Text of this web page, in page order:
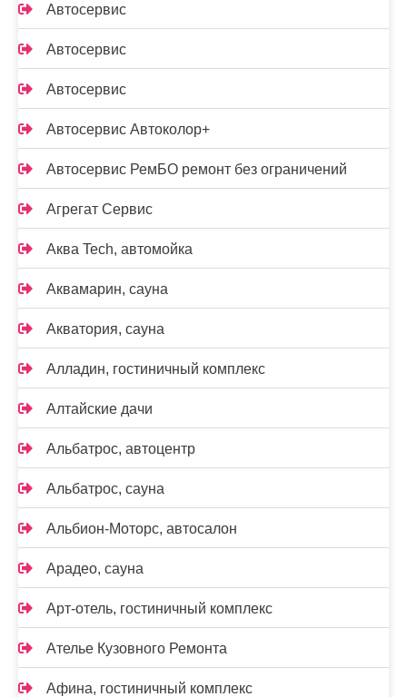
Автосервис
Автосервис
Автосервис
Автосервис Автоколор+
Автосервис РемБО ремонт без ограничений
Агрегат Сервис
Аква Tech, автомойка
Аквамарин, сауна
Акватория, сауна
Алладин, гостиничный комплекс
Алтайские дачи
Альбатрос, автоцентр
Альбатрос, сауна
Альбион-Моторс, автосалон
Арадео, сауна
Арт-отель, гостиничный комплекс
Ателье Кузовного Ремонта
Афина, гостиничный комплекс